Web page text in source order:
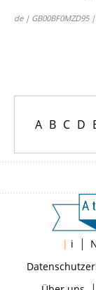
de | GB00BF0MZD95
A B C D
| i |